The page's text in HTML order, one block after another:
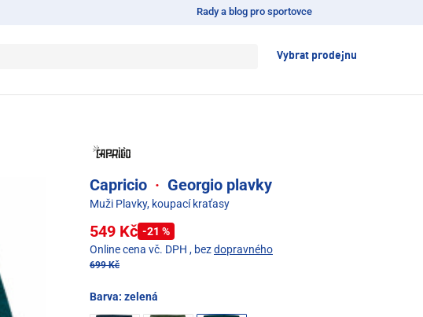
Rady a blog pro sportovce
Vybrat prodejnu
Capricio · Georgio plavky
Muži Plavky, koupací kraťasy
549 Kč -21 %
Online cena vč. DPH , bezdopravného
699 Kč
Barva: zelená